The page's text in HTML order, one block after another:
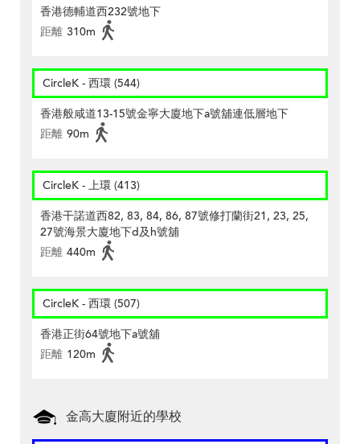
香港德輔道西232號地下
距離 310m
CircleK - 西環 (544)
香港般咸道13-15號金寧大廈地下a號舖連低層地下
距離 90m
CircleK - 上環 (413)
香港干諾道西82, 83, 84, 86, 87號修打蘭街21, 23, 25,
27號海景大廈地下d及h號舖
距離 440m
CircleK - 西環 (507)
香港正街64號地下a號舖
距離 120m
金高大廈附近的學校